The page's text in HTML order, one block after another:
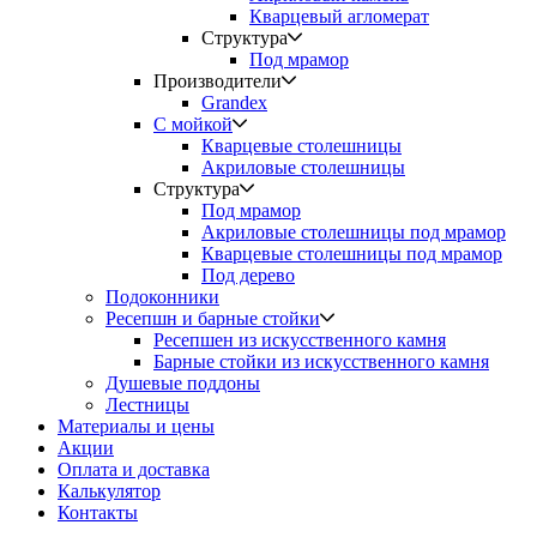
Кварцевый агломерат
Структура
Под мрамор
Производители
Grandex
С мойкой
Кварцевые столешницы
Акриловые столешницы
Структура
Под мрамор
Акриловые столешницы под мрамор
Кварцевые столешницы под мрамор
Под дерево
Подоконники
Ресепшн и барные стойки
Ресепшен из искусственного камня
Барные стойки из искусственного камня
Душевые поддоны
Лестницы
Материалы и цены
Акции
Оплата и доставка
Калькулятор
Контакты